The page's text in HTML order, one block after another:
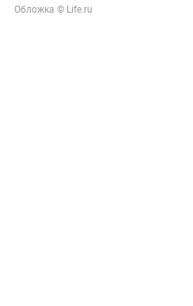
Обложка © Life.ru